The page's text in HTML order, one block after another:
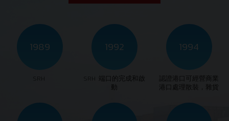
1989 1992
SRH 端口的完成和啟
動
1994
認證港口可經營商業
港口處理散裝，雜貨